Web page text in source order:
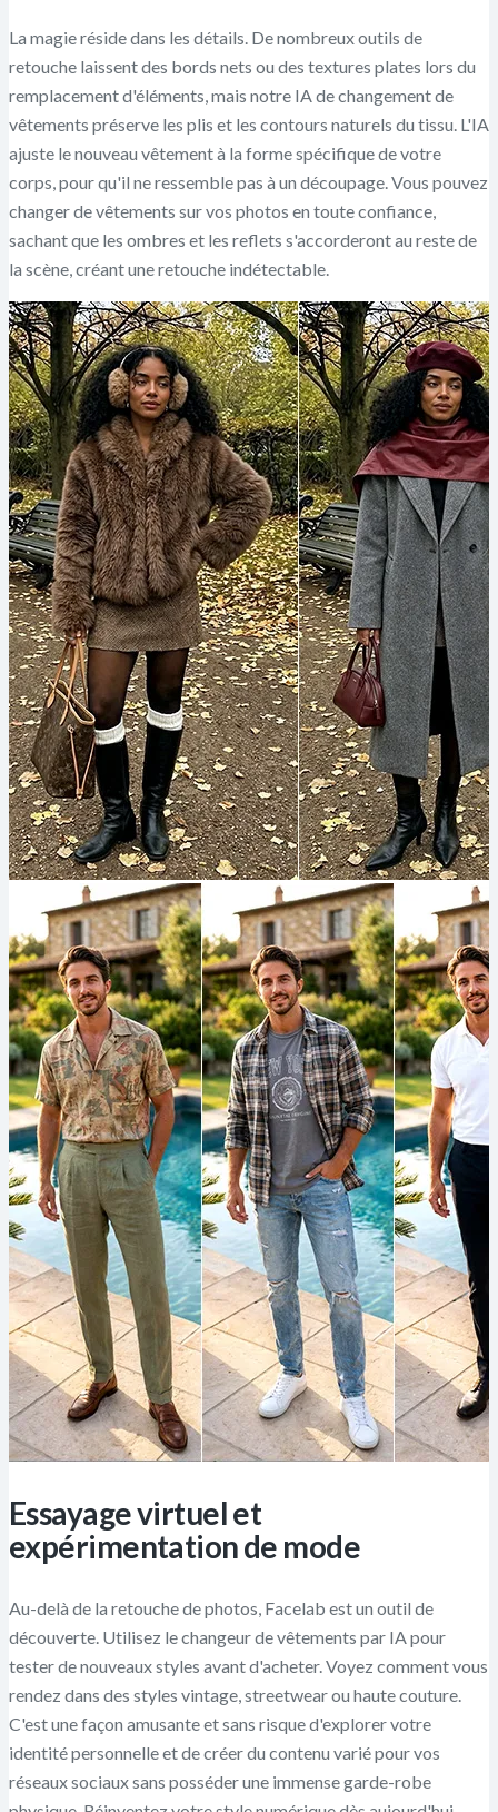
La magie réside dans les détails. De nombreux outils de
retouche laissent des bords nets ou des textures plates lors du
remplacement d'éléments, mais notre IA de changement de
vêtements préserve les plis et les contours naturels du tissu. L'IA
ajuste le nouveau vêtement à la forme spécifique de votre
corps, pour qu'il ne ressemble pas à un découpage. Vous pouvez
changer de vêtements sur vos photos en toute confiance,
sachant que les ombres et les reflets s'accorderont au reste de
la scène, créant une retouche indétectable.
Essayage virtuel et
expérimentation de mode
Au-delà de la retouche de photos, Facelab est un outil de
découverte. Utilisez le changeur de vêtements par IA pour
tester de nouveaux styles avant d'acheter. Voyez comment vous
rendez dans des styles vintage, streetwear ou haute couture.
C'est une façon amusante et sans risque d'explorer votre
identité personnelle et de créer du contenu varié pour vos
réseaux sociaux sans posséder une immense garde-robe